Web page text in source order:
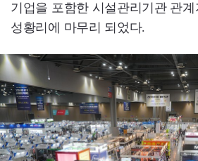
기업을 포함한 시설관리기관 관계
성황리에 마무리 되었다.